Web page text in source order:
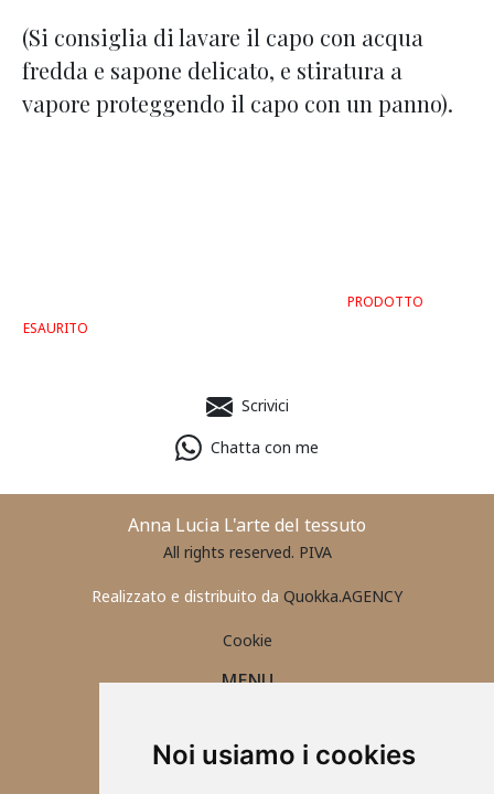
Noi usiamo i cookies
(Si consiglia di lavare il capo con acqua
fredda e sapone delicato, e stiratura a
vapore proteggendo il capo con un panno).
PRODOTTO
ESAURITO
Scrivici
Chatta con me
Anna Lucia L'arte del tessuto
All rights reserved. PIVA
Realizzato e distribuito da Quokka.AGENCY
Cookie
MENU
CONTATTI
ABBIGLIAMENTO 2025